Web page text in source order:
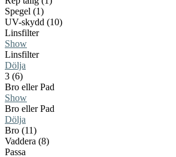
Spegel (1)
UV-skydd (10)
Linsfilter
Show
Linsfilter
Dölja
3 (6)
Bro eller Pad
Show
Bro eller Pad
Dölja
Bro (11)
Vaddera (8)
Passa